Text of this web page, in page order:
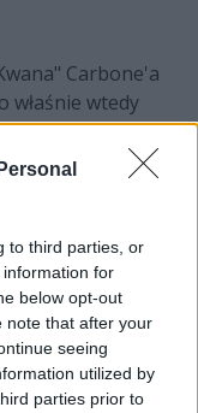
to third parties, or
for
below opt-out
note that after your
seeing
utilized by
parties prior to
Carbone'a
właśnie wtedy
Goskillę,
zobowiązań.
GSK grali
wyników. Dość
oraz Zero
nimi ostatni
przystąpią już w